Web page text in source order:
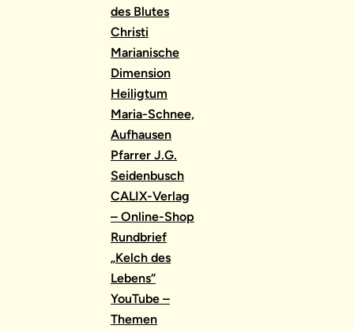
des Blutes
Christi
Marianische
Dimension
Heiligtum
Maria-Schnee,
Aufhausen
Pfarrer J.G.
Seidenbusch
CALIX-Verlag
– Online-Shop
Rundbrief
„Kelch des
Lebens“
YouTube –
Themen